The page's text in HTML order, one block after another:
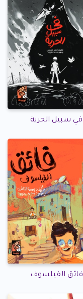
في سبيل الحرية
فائق الفيلسوف